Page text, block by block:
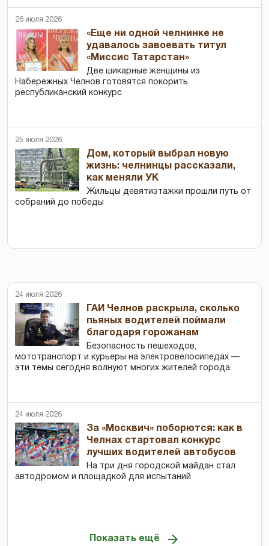
26 июля 2026
«Еще ни одной челнинке не
удавалось завоевать титул
«Миссис Татарстан»
Две шикарные женщины из
Набережных Челнов готовятся покорить
республиканский конкурс
25 июля 2026
Дом, который выбрал новую
жизнь: челнинцы рассказали,
как меняли УК
Жильцы девятиэтажки прошли путь от
собраний до победы
24 июля 2026
ГАИ Челнов раскрыла, сколько
пьяных водителей поймали
благодаря горожанам
Безопасность пешеходов,
мототранспорт и курьеры на электровелосипедах —
эти темы сегодня волнуют многих жителей города.
24 июля 2026
За «Москвич» поборются: как в
Челнах стартовал конкурс
лучших водителей автобусов
На три дня городской майдан стал
автодромом и площадкой для испытаний
Показать ещё